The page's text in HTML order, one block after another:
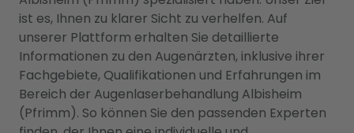
ist es, Ihnen zu klarer Sicht zu verhelfen. Auf
unserer Plattform erhalten Sie detaillierte
Informationen zu den Augenärzten, inklusive ihrer
Fachgebiete, Qualifikationen und Erfahrungen im
Bereich der Augenlaserbehandlung Albisheim
(Pfrimm). So können Sie den passenden Experten